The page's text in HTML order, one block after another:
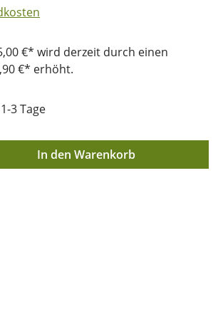
€* wird derzeit durch einen
€* erhöht.
3 Tage
gewünschten Wert
In den Warenkorb